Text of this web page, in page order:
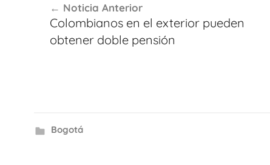
de
entradas
Noticia Anterior
Colombianos en el exterior pueden
obtener doble pensión
Bogotá